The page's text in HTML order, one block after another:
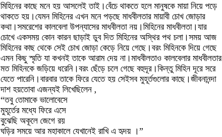
মিহিনের কাছে মনে হয় আসলেই তাই।বেঁচে থাকতে হলে মানুষকে মায়া নিয়ে পড়ে
থাকতে হয়।যেমন মিহিনের এখন মনে পড়ছে মাধবীলতার মায়াবী চোখ জোড়ার
কথা।সমরেশের কালবেলা উপন্যাসের মাধবীলতা নয়।মিহিনের মাধবীলতা।যার
চোখে একসময় কোন কারন ছাড়াই ডুব দিত মিহিনের অস্থির পথ চলা।সময় আজ
মিহিনের কাছ থেকে সেই চোখ জোড়া কেড়ে নিয়ে গেছে।বরং মিহিনকে দিয়ে গেছে
এমন কিছু স্মৃতি যা কখনই তাকে আরাম দেয় না।মাধবীলতাও কালবেলার মাধবীলতার
মত মিহিনকে জড়িয়ে ধরেনি।বরং ছেঁড়ে চলে গেছে বহুদূর।কিন্তু মিহিন দূরে সরে
যেতে পারেনি।বারবার তাকে ফিরে যেতে হয় সেইসব মুহূর্তগুলোর কাছে।জীবনানন্দা
দাশ হয়তোবা এজন্যই লিখেছিলেন ,
“তবু তোমাকে ভালোবেসে
মুহূর্তের মধ্যে ফিরে এসে
বুঝেছি অকূলে জেগে রয়
ঘড়ির সময়ে আর মহাকালে যেখানেই রাখি এ হৃদয় ।”